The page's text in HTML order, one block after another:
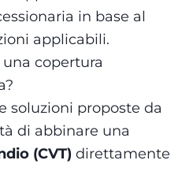
in base al
applicabili.
copertura
soluzioni proposte da
di abbinare una
(CVT) direttamente